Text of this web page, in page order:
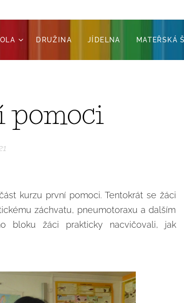
DRUŽINA JÍDELNA MATEŘSKÁ
pomoci
kurzu první pomoci. Tentokrát se žáci
záchvatu, pneumotoraxu a dalším
bloku žáci prakticky nacvičovali, jak